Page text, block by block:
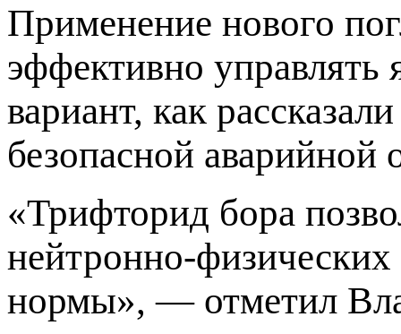
Применение нового
эффективно
вариант, как
безопасной аварийной
«Трифторид бора
нейтронно-физических
нормы», — отметил